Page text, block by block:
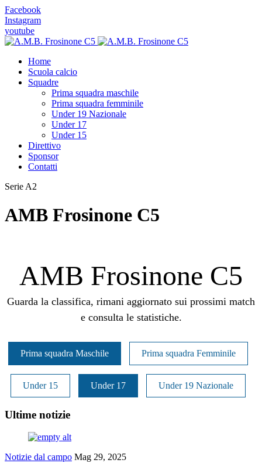
Facebook
Instagram
youtube
Home
Scuola calcio
Squadre
Prima squadra maschile
Prima squadra femminile
Under 19 Nazionale
Under 17
Under 15
Direttivo
Sponsor
Contatti
Serie A2
AMB Frosinone C5
AMB Frosinone C5
Guarda la classifica, rimani aggiornato sui prossimi match
e consulta le statistiche.
Prima squadra Maschile Prima squadra Femminile
Under 15 Under 17 Under 19 Nazionale
Ultime notizie
Notizie dal campo Mag 29, 2025